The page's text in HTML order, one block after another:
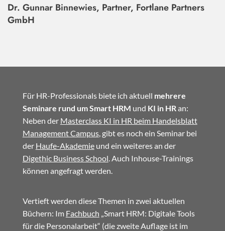
Dr. Gunnar Binnewies, Partner, Fortlane Partners
GmbH
Für HR-Professionals biete ich aktuell mehrere
Seminare rund um Smart HRM und KI in HR an:
Neben der Masterclass KI in HR beim Handelsblatt
Management Campus, gibt es noch ein Seminar bei
der Haufe-Akademieund ein weiteres an der
Digethic Business School . Auch Inhouse-Trainings
können angefragt werden.
Vertieft werden diese Themen in zwei aktuellen
Büchern: Im Fachbuch „Smart HRM: Digitale Tools
für die Personalarbeit“ (die zweite Auflage ist im